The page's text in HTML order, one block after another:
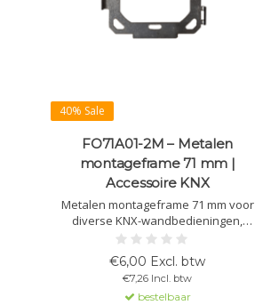
40% Sale
FO71A01-2M – Metalen
montageframe 71 mm |
Accessoire KNX
Metalen montageframe 71 mm voor
diverse KNX-wandbedieningen,
waaronder de OL-U-serie. Zorgt voor
stabiele en precieze montage in 2-
module inbouwdozen.
€6,00 Excl. btw
€7,26 Incl. btw
bestelbaar